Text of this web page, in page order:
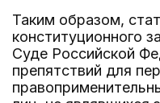
Таким образом,
конституционного
Суде Российской
препятствий для